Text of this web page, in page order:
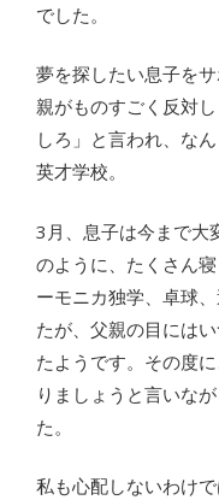
でした。
夢を探したい息子を
親がものすごく反対
しろ」と言われ、な
英才学校。
3月、息子は今まで大
のように、たくさん
ーモニカ独学、卓球
たが、父親の目には
たようです。その度
りましょうと言いな
た。
私も心配しないわけ